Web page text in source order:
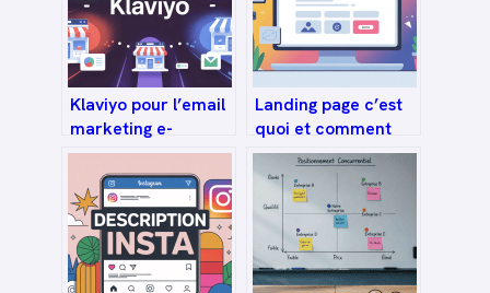
Klaviyo pour l’email
marketing e-
commerce une
seule majuscule
Landing page c’est
quoi et comment
l’utiliser
efficacement en
marketing